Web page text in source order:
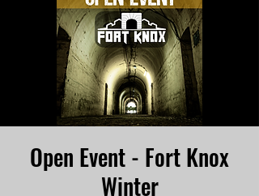
Open Event - Fort Knox
Winter